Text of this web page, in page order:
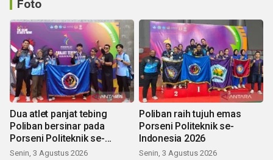
Foto
Dua atlet panjat tebing
Poliban bersinar pada
Porseni Politeknik se-
Indonesia 2026
Senin, 3 Agustus 2026
Poliban raih tujuh emas
Porseni Politeknik se-
Indonesia 2026
Senin, 3 Agustus 2026